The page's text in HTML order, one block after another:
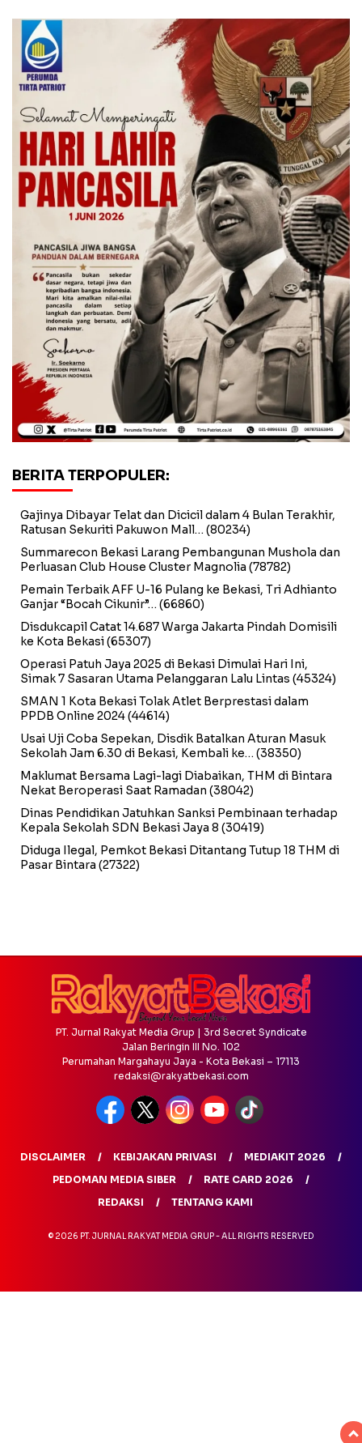
BERITA TERPOPULER:
Gajinya Dibayar Telat dan Dicicil dalam 4 Bulan Terakhir,
Ratusan Sekuriti Pakuwon Mall… (80234)
Summarecon Bekasi Larang Pembangunan Mushola dan
Perluasan Club House Cluster Magnolia (78782)
Pemain Terbaik AFF U-16 Pulang ke Bekasi, Tri Adhianto
Ganjar “Bocah Cikunir”… (66860)
Disdukcapil Catat 14.687 Warga Jakarta Pindah Domisili
ke Kota Bekasi(65307)
Operasi Patuh Jaya 2025 di Bekasi Dimulai Hari Ini,
Simak 7 Sasaran Utama Pelanggaran Lalu Lintas (45324)
SMAN 1 Kota Bekasi Tolak Atlet Berprestasi dalam
PPDB Online 2024(44614)
Usai Uji Coba Sepekan, Disdik Batalkan Aturan Masuk
Sekolah Jam 6.30 di Bekasi, Kembali ke… (38350)
Maklumat Bersama Lagi-lagi Diabaikan, THM di Bintara
Nekat Beroperasi Saat Ramadan (38042)
Dinas Pendidikan Jatuhkan Sanksi Pembinaan terhadap
Kepala Sekolah SDN Bekasi Jaya 8 (30419)
Diduga Ilegal, Pemkot Bekasi Ditantang Tutup 18 THM di
Pasar Bintara (27322)
PT. Jurnal Rakyat Media Grup | 3rd Secret Syndicate
Jalan Beringin III No. 102
Perumahan Margahayu Jaya - Kota Bekasi – 17113
redaksi@rakyatbekasi.com
DISCLAIMER KEBIJAKAN PRIVASI
MEDIAKIT 2026
PEDOMAN MEDIA SIBER
RATE CARD 2026
REDAKSI
TENTANG KAMI
© 2026 PT. JURNAL RAKYAT MEDIA GRUP - ALL RIGHTS RESERVED